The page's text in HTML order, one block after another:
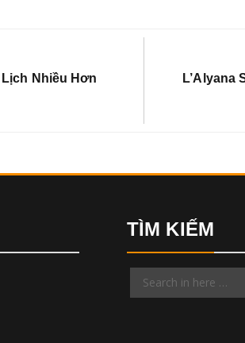
Nhiều Hơn
Next
TÌM KIẾM
Search